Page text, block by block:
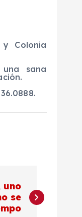
Colonia
sana
uno
se